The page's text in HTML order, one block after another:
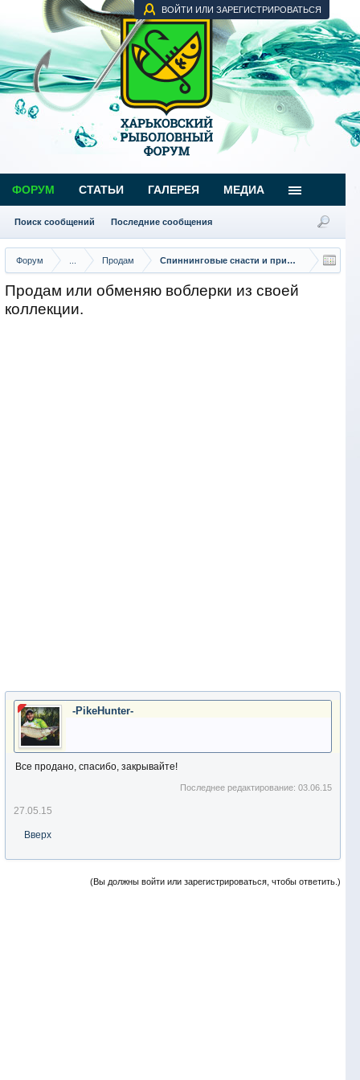
ВОЙТИ ИЛИ ЗАРЕГИСТРИРОВАТЬСЯ
Форум Продам Спиннинговые снасти и приманки
Продам или обменяю воблерки из своей
коллекции.
-PikeHunter-
Все продано, спасибо, закрывайте!
Последнее редактирование:03.06.15
27.05.15
Вверх
(Вы должны войти или зарегистрироваться, чтобы ответить.)
ФОРУМ
Поиск сообщений Последние сообщения
СТАТЬИ ГАЛЕРЕЯ МЕДИА